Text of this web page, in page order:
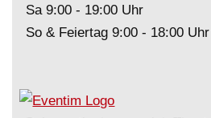
Sa 9:00 - 19:00 Uhr
So & Feiertag 9:00 - 18:00 Uhr